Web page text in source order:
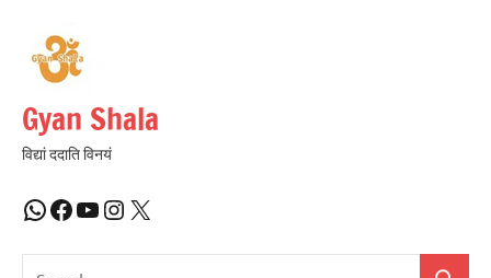
content
Gyan Shala
विद्यां ददाति विनयं
WhatsApp
Facebook
YouTube
Instagram
X